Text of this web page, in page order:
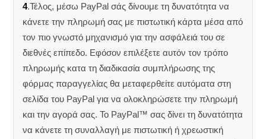
4.Τέλος, μέσω PayPal σάς δίνουμε τη δυνατότητα να
κάνετε την πληρωμή σας με πιστωτική κάρτα μέσα από
τον πιο γνωστό μηχανισμό για την ασφάλειά του σε
διεθνές επίπεδο. Εφόσον επιλέξετε αυτόν τον τρόπο
πληρωμής κατα τη διαδικασία συμπλήρωσης της
φόρμας παραγγελίας θα μεταφερθείτε αυτόματα στη
σελίδα του PayPal για να ολοκληρώσετε την πληρωμή
και την αγορά σας. Το PayPal™ σας δίνει τη δυνατότητα
να κάνετε τη συναλλαγή με πιστωτική ή χρεωστική